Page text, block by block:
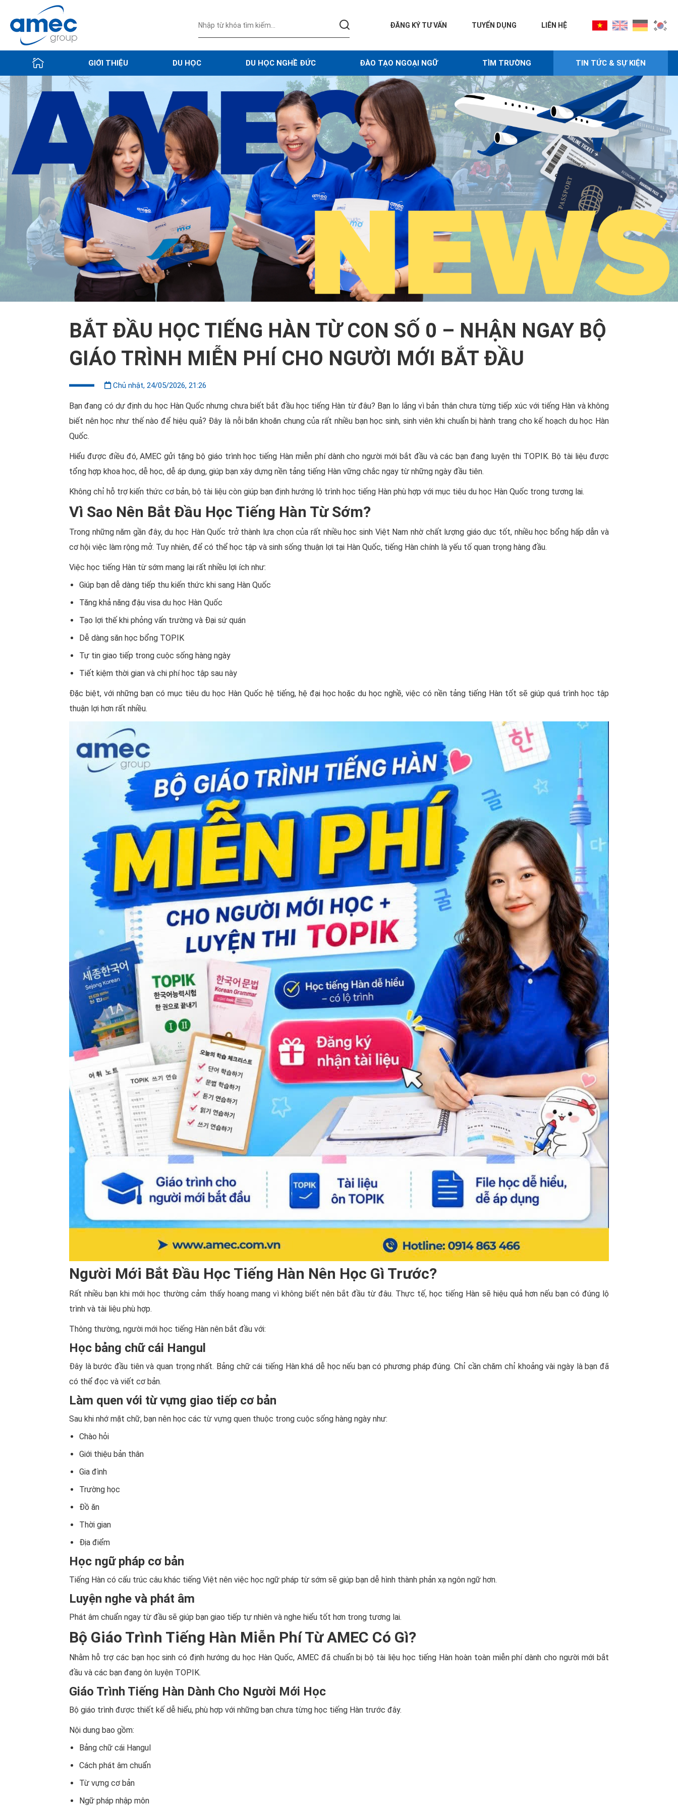
ĐĂNG KÝ TƯ VẤN TUYỂN DỤNG LIÊN HỆ
GIỚI THIỆU DU HỌC DU HỌC NGHỀ ĐỨC ĐÀO TẠO NGOẠI NGỮ TÌM TRƯỜNG TIN TỨC & SỰ KIỆN
BẮT ĐẦU HỌC TIẾNG HÀN TỪ CON SỐ 0 – NHẬN NGAY BỘ
GIÁO TRÌNH MIỄN PHÍ CHO NGƯỜI MỚI BẮT ĐẦU
Chủ nhật, 24/05/2026, 21:26
Bạn đang có dự định du học Hàn Quốc nhưng chưa biết bắt đầu học tiếng Hàn từ đâu? Bạn lo lắng vì bản thân chưa từng tiếp xúc với tiếng Hàn và không
biết nên học như thế nào để hiệu quả? Đây là nỗi băn khoăn chung của rất nhiều bạn học sinh, sinh viên khi chuẩn bị hành trang cho kế hoạch du học Hàn
Quốc.
Hiểu được điều đó, AMEC gửi tặng bộ giáo trình học tiếng Hàn miễn phí dành cho người mới bắt đầu và các bạn đang luyện thi TOPIK. Bộ tài liệu được
tổng hợp khoa học, dễ học, dễ áp dụng, giúp bạn xây dựng nền tảng tiếng Hàn vững chắc ngay từ những ngày đầu tiên.
Không chỉ hỗ trợ kiến thức cơ bản, bộ tài liệu còn giúp bạn định hướng lộ trình học tiếng Hàn phù hợp với mục tiêu du học Hàn Quốc trong tương lai.
Vì Sao Nên Bắt Đầu Học Tiếng Hàn Từ Sớm?
Trong những năm gần đây, du học Hàn Quốc trở thành lựa chọn của rất nhiều học sinh Việt Nam nhờ chất lượng giáo dục tốt, nhiều học bổng hấp dẫn và
cơ hội việc làm rộng mở. Tuy nhiên, để có thể học tập và sinh sống thuận lợi tại Hàn Quốc, tiếng Hàn chính là yếu tố quan trọng hàng đầu.
Việc học tiếng Hàn từ sớm mang lại rất nhiều lợi ích như:
Giúp bạn dễ dàng tiếp thu kiến thức khi sang Hàn Quốc
Tăng khả năng đậu visa du học Hàn Quốc
Tạo lợi thế khi phỏng vấn trường và Đại sứ quán
Dễ dàng săn học bổng TOPIK
Tự tin giao tiếp trong cuộc sống hàng ngày
Tiết kiệm thời gian và chi phí học tập sau này
Đặc biệt, với những bạn có mục tiêu du học Hàn Quốc hệ tiếng, hệ đại học hoặc du học nghề, việc có nền tảng tiếng Hàn tốt sẽ giúp quá trình học tập
thuận lợi hơn rất nhiều.
Người Mới Bắt Đầu Học Tiếng Hàn Nên Học Gì Trước?
Rất nhiều bạn khi mới học thường cảm thấy hoang mang vì không biết nên bắt đầu từ đâu. Thực tế, học tiếng Hàn sẽ hiệu quả hơn nếu bạn có đúng lộ
trình và tài liệu phù hợp.
Thông thường, người mới học tiếng Hàn nên bắt đầu với:
Học bảng chữ cái Hangul
Đây là bước đầu tiên và quan trọng nhất. Bảng chữ cái tiếng Hàn khá dễ học nếu bạn có phương pháp đúng. Chỉ cần chăm chỉ khoảng vài ngày là bạn đã
có thể đọc và viết cơ bản.
Làm quen với từ vựng giao tiếp cơ bản
Sau khi nhớ mặt chữ, bạn nên học các từ vựng quen thuộc trong cuộc sống hàng ngày như:
Chào hỏi
Giới thiệu bản thân
Gia đình
Trường học
Đồ ăn
Thời gian
Địa điểm
Học ngữ pháp cơ bản
Tiếng Hàn có cấu trúc câu khác tiếng Việt nên việc học ngữ pháp từ sớm sẽ giúp bạn dễ hình thành phản xạ ngôn ngữ hơn.
Luyện nghe và phát âm
Phát âm chuẩn ngay từ đầu sẽ giúp bạn giao tiếp tự nhiên và nghe hiểu tốt hơn trong tương lai.
Bộ Giáo Trình Tiếng Hàn Miễn Phí Từ AMEC Có Gì?
Nhằm hỗ trợ các bạn học sinh có định hướng du học Hàn Quốc, AMEC đã chuẩn bị bộ tài liệu học tiếng Hàn hoàn toàn miễn phí dành cho người mới bắt
đầu và các bạn đang ôn luyện TOPIK.
Giáo Trình Tiếng Hàn Dành Cho Người Mới Học
Bộ giáo trình được thiết kế dễ hiểu, phù hợp với những bạn chưa từng học tiếng Hàn trước đây.
Nội dung bao gồm:
Bảng chữ cái Hangul
Cách phát âm chuẩn
Từ vựng cơ bản
Ngữ pháp nhập môn